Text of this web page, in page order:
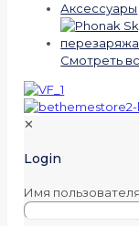
Аксессуары
Смотреть
✕
Login
Имя